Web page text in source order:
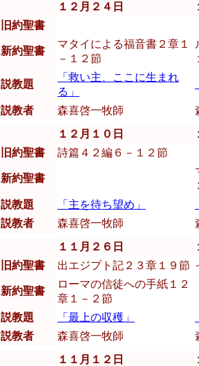
１２月２４日
旧約聖書
新約聖書
マタイによる福音書２章１
－１２節
説教題
「救い主、ここに生まれ
る」
説教者 森喜啓一牧師
１２月１０日
旧約聖書
詩篇４２編６－１２節
新約聖書
説教題
「主を待ち望め」
説教者
森喜啓一牧師
１１月２６日
旧約聖書
出エジプト記２３章１９節
新約聖書
ローマの信徒への手紙１２
章１－２節
説教題
「最上の収穫」
説教者
森喜啓一牧師
１１月１２日